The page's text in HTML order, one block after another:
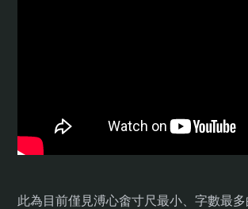
此為目前僅見溥心畬寸尺最小、字數最